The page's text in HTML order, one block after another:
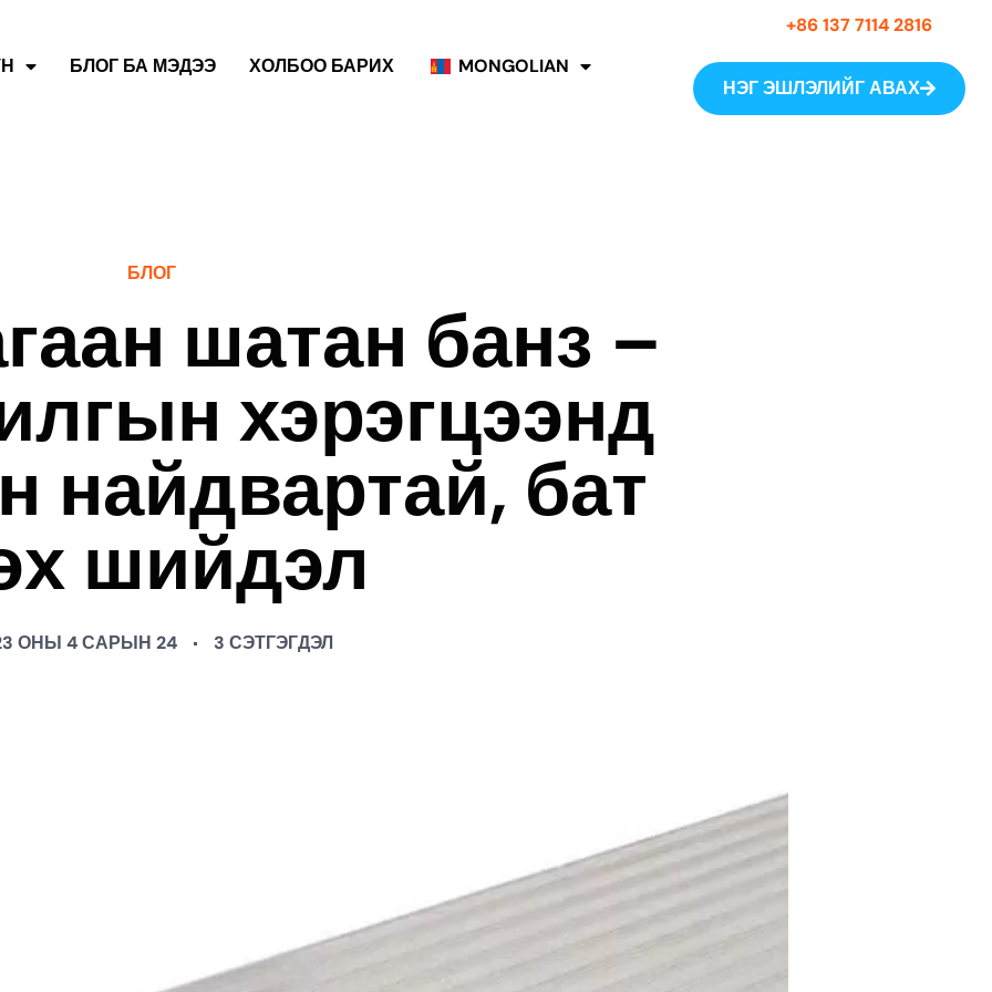
БЛОГ БА МЭДЭЭ ХОЛБОО БАРИХ MONGOLIAN
+86 137 7114 2816
НЭГ ЭШЛЭЛИЙГ АВАХ
БЛОГ
шатан банз –
хэрэгцээнд
найдвартай, бат
шийдэл
ОНЫ 4 САРЫН 24 3 СЭТГЭГДЭЛ